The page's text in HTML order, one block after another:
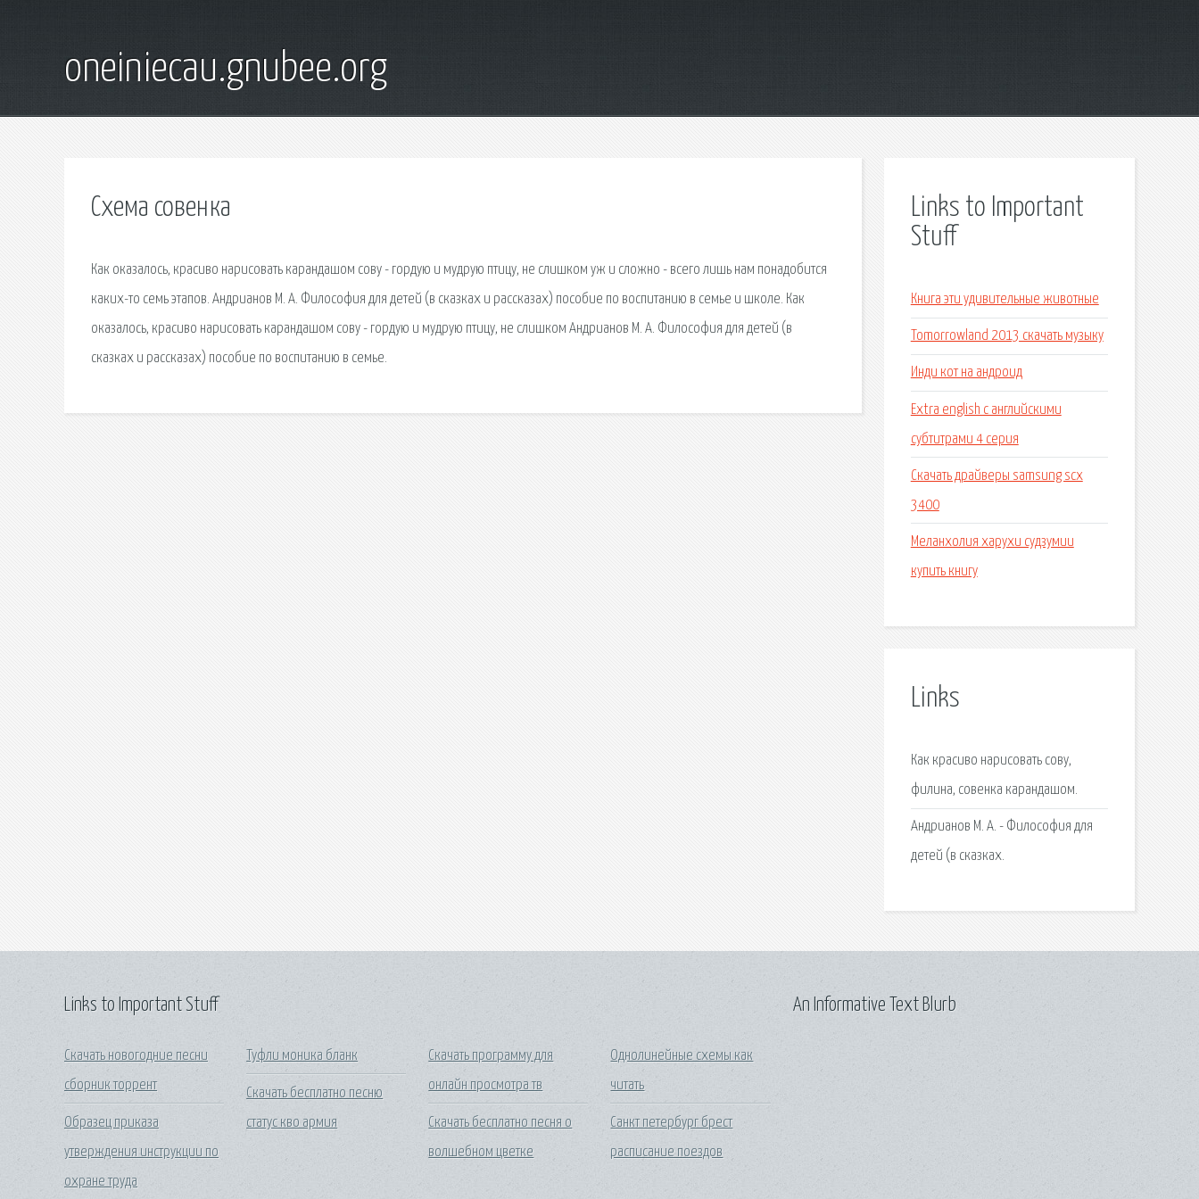
oneiniecau.gnubee.org
Схема совенка
Как оказалось, красиво нарисовать карандашом сову - гордую и мудрую птицу, не слишком уж и сложно - всего лишь нам понадобится
каких-то семь этапов. Андрианов М. А. Философия для детей (в сказках и рассказах) пособие по воспитанию в семье и школе. Как
оказалось, красиво нарисовать карандашом сову - гордую и мудрую птицу, не слишком Андрианов М. А. Философия для детей (в
сказках и рассказах) пособие по воспитанию в семье.
Links to Important
Stuff
Книга эти удивительные животные
Tomorrowland 2013 скачать музыку
Инди кот на андроид
Extra english с английскими
субтитрами 4 серия
Скачать драйверы samsung scx
3400
Меланхолия харухи судзумии
купить книгу
Links
Как красиво нарисовать сову,
филина, совенка карандашом.
Андрианов М. А. - Философия для
детей (в сказках.
Links to Important Stuff
Скачать новогодние песни
сборник торрент
Образец приказа
утверждения инструкции по
охране труда
Туфли моника бланк
Скачать бесплатно песню
статус кво армия
Скачать программу для
онлайн просмотра тв
Скачать бесплатно песня о
волшебном цветке
Однолинейные схемы как
читать
Санкт петербург брест
расписание поездов
An Informative Text Blurb